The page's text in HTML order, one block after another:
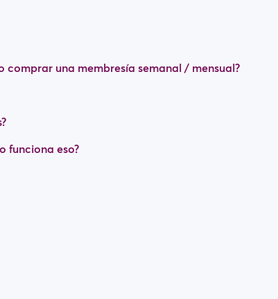
comprar una membresía semanal / mensual?
funciona eso?